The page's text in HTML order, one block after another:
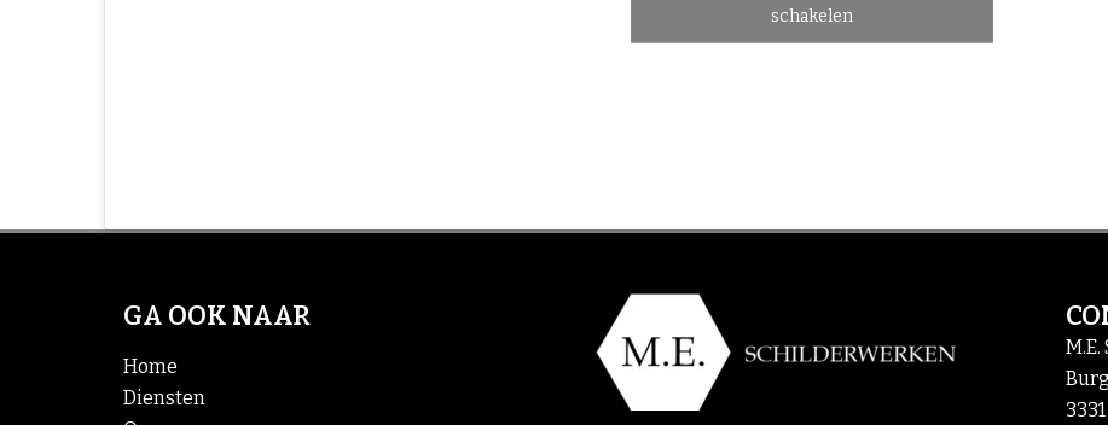
schakelen
GA OOK NAAR
Home
Diensten